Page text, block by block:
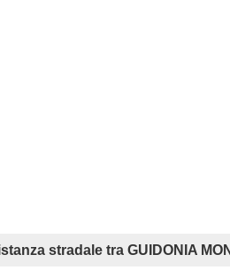
stradale tra GUIDONIA